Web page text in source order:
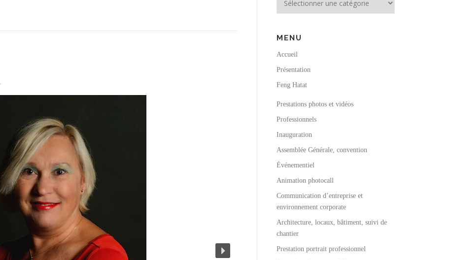
MENU
Accueil
Présentation
Feng Hatat
Prestations photos et vidéos
Professionnels
Inauguration
Assemblée Générale, convention
Événementiel
Animation photocall
Communication d’entreprise et
environnement corporate
Architecture, locaux, bâtiment, suivi de
chantier
Prestation portrait professionnel